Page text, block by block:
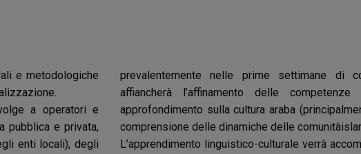
e metodologiche
a operatori e
pubblica e privata,
enti locali), degli
prevalentemente nelle prime settimane di
affiancherà l’affinamento delle
approfondimento sulla cultura araba
comprensione delle dinamiche delle
L’apprendimento linguistico-culturale verrà